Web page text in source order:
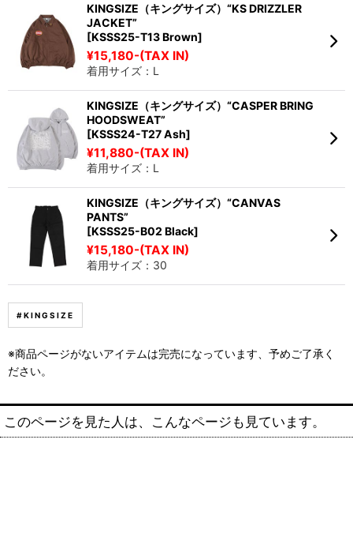
KINGSIZE（キングサイズ）“KS DRIZZLER
JACKET”
[KSSS25-T13 Brown]
¥15,180-(TAX IN)
着用サイズ：L
KINGSIZE（キングサイズ）“CASPER BRING
HOODSWEAT”
[KSSS24-T27 Ash]
¥11,880-(TAX IN)
着用サイズ：L
KINGSIZE（キングサイズ）“CANVAS
PANTS”
[KSSS25-B02 Black]
¥15,180-(TAX IN)
着用サイズ：30
#KINGSIZE
※商品ページがないアイテムは完売になっています、予めご了承く
ださい。
このページを見た人は、こんなページも見ています。